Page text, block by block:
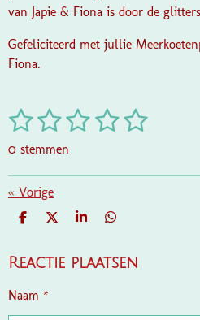
van Japie & Fiona is door de
Gefeliciteerd met jullie
Fiona.
R
t
i
n
0
s
t
e
1
s
t
e
2
s
t
e
r
r
e
n
3
s
t
r
e
4
t
r
e
5
t
r
e
S
m
0 stemmen
« Vorige
D
E
D
L
S
R
D
E
Reactie plaatsen
Naam *